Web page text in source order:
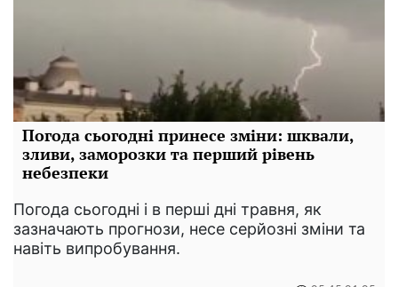
Погода сьогодні принесе зміни: шквали,
зливи, заморозки та перший рівень
небезпеки
Погода сьогодні і в перші дні травня, як
зазначають прогнози, несе серйозні зміни та
навіть випробування.